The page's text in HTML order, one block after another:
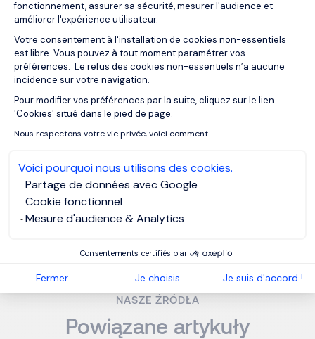
fonctionnement, assurer sa sécurité, mesurer l'audience et
améliorer l'expérience utilisateur.
Votre consentement à l'installation de cookies non-essentiels
est libre. Vous pouvez à tout moment paramétrer vos
préférences. Le refus des cookies non-essentiels n’a aucune
incidence sur votre navigation.
Pour modifier vos préférences par la suite, cliquez sur le lien
'Cookies' situé dans le pied de page.
Nous respectons votre vie privée, voici comment.
Voici pourquoi nous utilisons des cookies.
Partage de données avec Google
Cookie fonctionnel
Mesure d'audience & Analytics
Consentements certifiés par
Fermer Je choisis Je suis d'accord !
Axeptio consent
znajdziesz na naszej stronie. A to tylko wierzchołek góry
Skontaktuj się z nami
więcej cennych informacji. Poznaj techniki, które najlepiej
sprawdzą się w Twojej firmie oraz dowiedz się w jaki
sposób możemy usprawnić jej funkcjonowanie pod
względem zarządzania pracownikami i rekrutacji.
MORGAN PHILIPS EXECUTIVE SEARCH
MORGAN PHILIPS INTERIM MANAGEMENT
NASZE ŹRÓDŁA
Powiązane artykuły